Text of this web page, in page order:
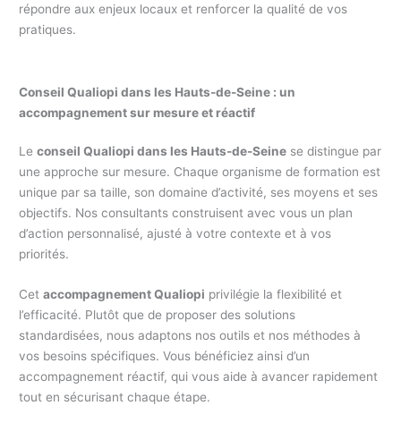
répondre aux enjeux locaux et renforcer la qualité de vos
pratiques.
Conseil Qualiopi dans les Hauts-de-Seine : un
accompagnement sur mesure et réactif
Leconseil Qualiopi dans les Hauts-de-Seine se distingue par
une approche sur mesure. Chaque organisme de formation est
unique par sa taille, son domaine d’activité, ses moyens et ses
objectifs. Nos consultants construisent avec vous un plan
d’action personnalisé, ajusté à votre contexte et à vos
priorités.
Cetaccompagnement Qualiopi privilégie la flexibilité et
l’efficacité. Plutôt que de proposer des solutions
standardisées, nous adaptons nos outils et nos méthodes à
vos besoins spécifiques. Vous bénéficiez ainsi d’un
accompagnement réactif, qui vous aide à avancer rapidement
tout en sécurisant chaque étape.